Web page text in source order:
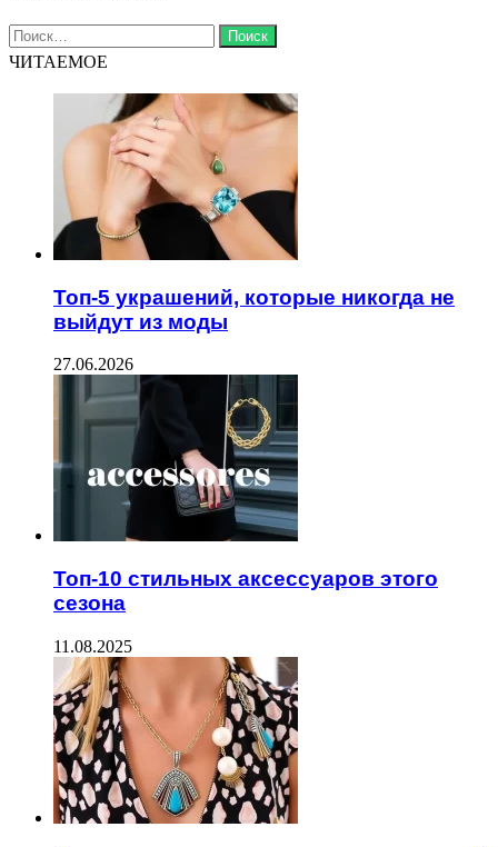
Найти:
ЧИТАЕМОЕ
Топ-5 украшений, которые никогда не
выйдут из моды
27.06.2026
Топ-10 стильных аксессуаров этого
сезона
11.08.2025